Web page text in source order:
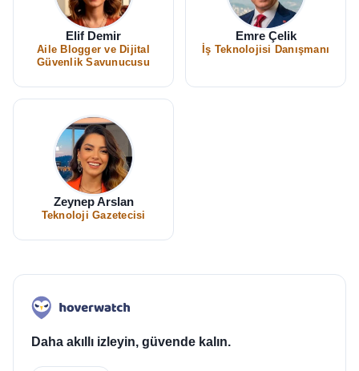
Elif Demir
Aile Blogger ve Dijital
Güvenlik Savunucusu
Emre Çelik
İş Teknolojisi Danışmanı
Zeynep Arslan
Teknoloji Gazetecisi
Daha akıllı izleyin, güvende kalın.